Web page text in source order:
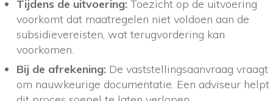
Tijdens de uitvoering: Toezicht op de uitvoering
voorkomt dat maatregelen niet voldoen aan de
subsidievereisten, wat terugvordering kan
voorkomen.
Bij de afrekening: De vaststellingsaanvraag vraagt
om nauwkeurige documentatie. Een adviseur helpt